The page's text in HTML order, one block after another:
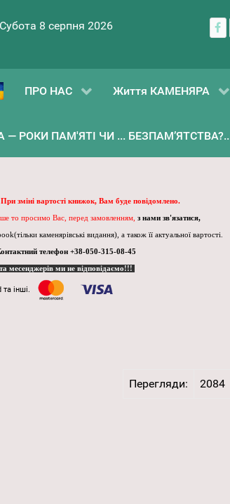
Субота 8 серпня 2026
ПРО НАС Життя КАМЕНЯРА
— РОКИ ПАМ'ЯТІ ЧИ ... БЕЗПАМ’ЯТСТВА?..
зміні вартості книжок, Вам буде повідомлено.
то просимо Вас, перед замовленням, з нами зв'язатися,
каменярівські видання), а також її актуальної вартості.
телефон +38-050-315-08-45
месенджерів ми не відповідаємо!!!
інші.
Перегляди: 2084